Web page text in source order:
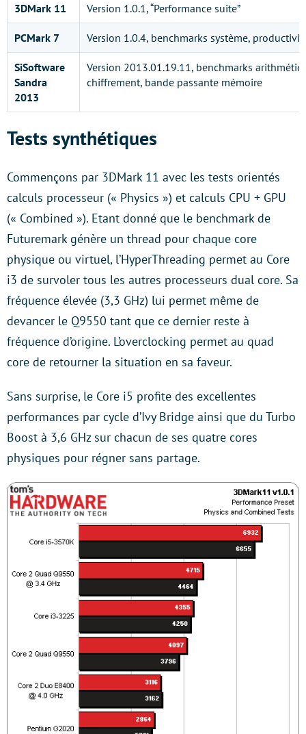
3DMark 11 Version 1.0.1, “Performance suite”
PCMark 7 Version 1.0.4, benchmarks système,
SiSoftware
Sandra
2013
Version 2013.01.19.11, benchmarks
chiffrement, bande passante mémoire
Tests synthétiques
Commençons par 3DMark 11 avec les tests orientés
calculs processeur (« Physics ») et calculs CPU + GPU
(« Combined »). Etant donné que le benchmark de
Futuremark génère un thread pour chaque core
physique ou virtuel, l’HyperThreading permet au Core
i3 de survoler tous les autres processeurs dual core. Sa
fréquence élevée (3,3 GHz) lui permet même de
devancer le Q9550 tant que ce dernier reste à
fréquence d’origine. L’overclocking permet au quad
core de retourner la situation en sa faveur.
Sans surprise, le Core i5 profite des excellentes
performances par cycle d’Ivy Bridge ainsi que du Turbo
Boost à 3,6 GHz sur chacun de ses quatre cores
physiques pour régner sans partage.